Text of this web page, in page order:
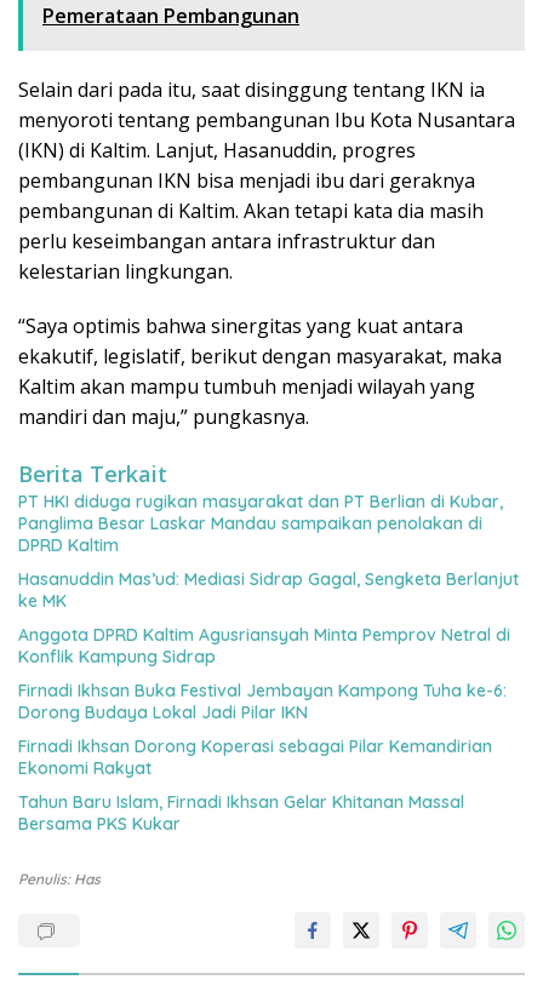
Pemerataan Pembangunan
Selain dari pada itu, saat disinggung tentang IKN ia
menyoroti tentang pembangunan Ibu Kota Nusantara
(IKN) di Kaltim. Lanjut, Hasanuddin, progres
pembangunan IKN bisa menjadi ibu dari geraknya
pembangunan di Kaltim. Akan tetapi kata dia masih
perlu keseimbangan antara infrastruktur dan
kelestarian lingkungan.
“Saya optimis bahwa sinergitas yang kuat antara
ekakutif, legislatif, berikut dengan masyarakat, maka
Kaltim akan mampu tumbuh menjadi wilayah yang
mandiri dan maju,” pungkasnya.
Berita Terkait
PT HKI diduga rugikan masyarakat dan PT Berlian di Kubar,
Panglima Besar Laskar Mandau sampaikan penolakan di
DPRD Kaltim
Hasanuddin Mas’ud: Mediasi Sidrap Gagal, Sengketa Berlanjut
ke MK
Anggota DPRD Kaltim Agusriansyah Minta Pemprov Netral di
Konflik Kampung Sidrap
Firnadi Ikhsan Buka Festival Jembayan Kampong Tuha ke-6:
Dorong Budaya Lokal Jadi Pilar IKN
Firnadi Ikhsan Dorong Koperasi sebagai Pilar Kemandirian
Ekonomi Rakyat
Tahun Baru Islam, Firnadi Ikhsan Gelar Khitanan Massal
Bersama PKS Kukar
Penulis: Has